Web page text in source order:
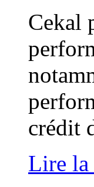
Cekal
crédit
Lire la